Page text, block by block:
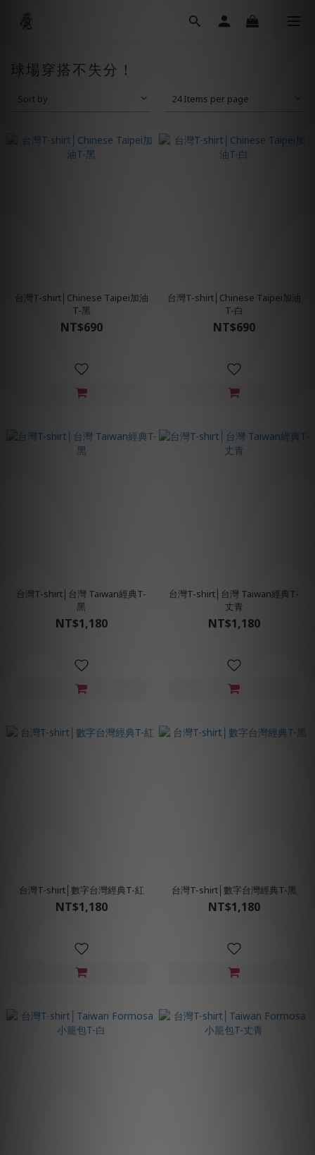
球場穿搭不失分！
Sort by 24 Items per page
台灣T-shirt│Chinese Taipei加油
T-黑
NT$690
台灣T-shirt│Chinese Taipei加油
T-白
NT$690
台灣T-shirt│台灣 Taiwan經典T-
黑
NT$1,180
台灣T-shirt│台灣 Taiwan經典T-
丈青
NT$1,180
台灣T-shirt│數字台灣經典T-紅
NT$1,180
台灣T-shirt│數字台灣經典T-黑
NT$1,180